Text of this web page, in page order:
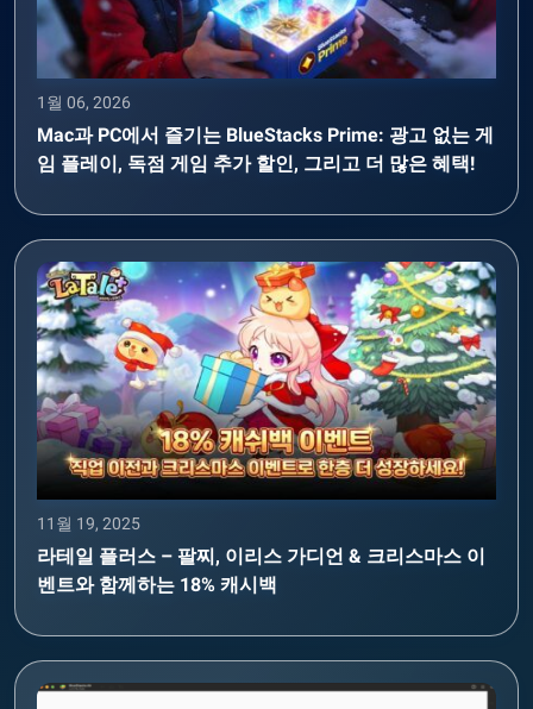
1월 06, 2026
Mac과 PC에서 즐기는 BlueStacks Prime: 광고 없는 게
임 플레이, 독점 게임 추가 할인, 그리고 더 많은 혜택!
11월 19, 2025
라테일 플러스 – 팔찌, 이리스 가디언 & 크리스마스 이
벤트와 함께하는 18% 캐시백